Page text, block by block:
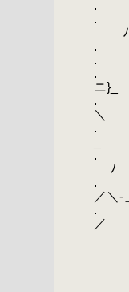
.
.
ﾉ
.
.
.
ニ
.
＼
.
_ '
.
ﾉ
.
／＼-＿
.
／